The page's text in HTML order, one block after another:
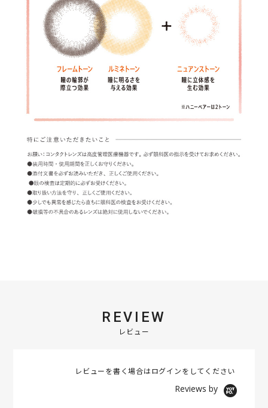
REVIEW
レビュー
レビューを書く場合はログイン をしてください
Reviews by